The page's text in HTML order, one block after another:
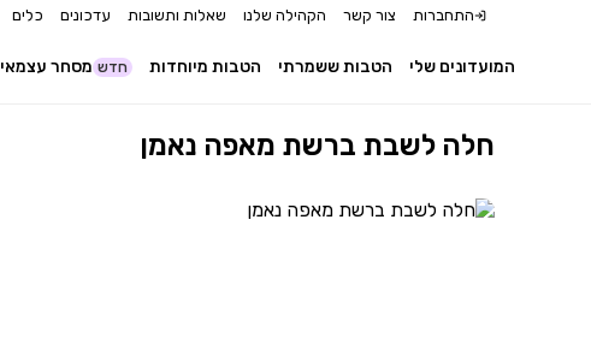
התחברות צור קשר הקהילה שלנו שאלות ותשובות עדכונים כלים
מסחר עצמאי חדש הטבות מיוחדות הטבות ששמרתי המועדונים שלי
חלה לשבת ברשת מאפה נאמן